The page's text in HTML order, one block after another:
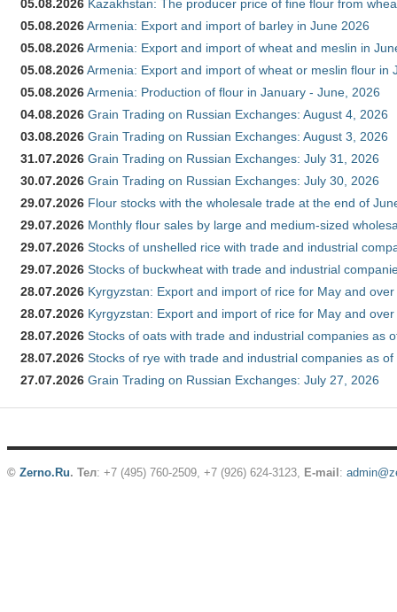
05.08.2026 Kazakhstan: The producer price of fine flour from
05.08.2026Armenia: Export and import of barley in June 2026
05.08.2026Armenia: Export and import of wheat and meslin in
05.08.2026Armenia: Export and import of wheat or meslin flour in
05.08.2026Armenia: Production of flour in January - June, 2026
04.08.2026 Grain Trading on Russian Exchanges: August 4, 2026
03.08.2026 Grain Trading on Russian Exchanges: August 3, 2026
31.07.2026 Grain Trading on Russian Exchanges: July 31, 2026
30.07.2026 Grain Trading on Russian Exchanges: July 30, 2026
29.07.2026 Flour stocks with the wholesale trade at the end of
29.07.2026 Monthly flour sales by large and medium-sized
29.07.2026 Stocks of unshelled rice with trade and industrial
29.07.2026 Stocks of buckwheat with trade and industrial
28.07.2026 Kyrgyzstan: Export and import of rice for May and
28.07.2026 Kyrgyzstan: Export and import of rice for May and
28.07.2026 Stocks of oats with trade and industrial companies as
28.07.2026 Stocks of rye with trade and industrial companies as
27.07.2026 Grain Trading on Russian Exchanges: July 27, 2026
© Zerno.Ru. Тел: +7 (495) 760-2509, +7 (926) 624-3123, E-mail :